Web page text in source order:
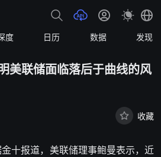
度 日历 数据 发现
美联储面临落后于曲线的风
收藏
十报道，美联储理事鲍曼表示，近